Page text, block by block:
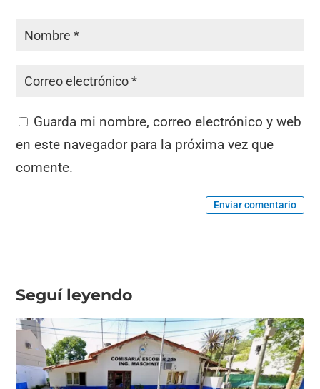
Guarda mi nombre, correo electrónico y web
en este navegador para la próxima vez que
comente.
Enviar comentario
Seguí leyendo